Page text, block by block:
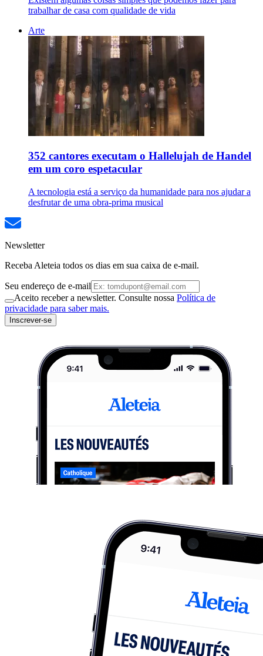
trabalhar de casa com qualidade de vida
Arte
352 cantores executam o Hallelujah de Handel
em um coro espetacular
A tecnologia está a serviço da humanidade para nos ajudar a
desfrutar de uma obra-prima musical
Newsletter
Receba Aleteia todos os dias em sua caixa de e-mail.
Seu endereço de e-mail
Aceito receber a newsletter. Consulte nossa Política de
privacidade para saber mais.
Inscrever-se